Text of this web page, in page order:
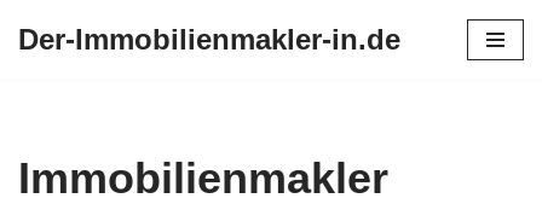
Der-Immobilienmakler-in.de
Immobilienmakler